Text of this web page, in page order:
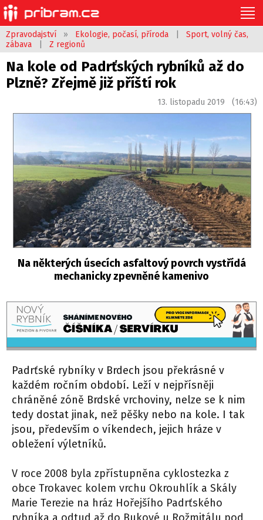
Zpravodajství » Ekologie, počasí, příroda
Sport, volný čas,
zábava
Z regionů
Na kole od Padrťských rybníků až do
Plzně? Zřejmě již příští rok
13. listopadu 2019 (16:43)
Na některých úsecích asfaltový povrch vystřídá
mechanicky zpevněné kamenivo
Padrťské rybníky v Brdech jsou překrásné v
každém ročním období. Leží v nejpřísněji
chráněné zóně Brdské vrchoviny, nelze se k nim
tedy dostat jinak, než pěšky nebo na kole. I tak
jsou, především o víkendech, jejich hráze v
obležení výletníků.
V roce 2008 byla zpřístupněna cyklostezka z
obce Trokavec kolem vrchu Okrouhlík a Skály
Marie Terezie na hráz Hořejšího Padrťského